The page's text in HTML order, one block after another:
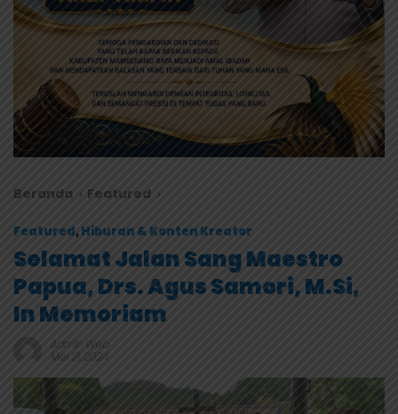
Beranda Featured
Featured,Hiburan & Konten Kreator
Selamat Jalan Sang Maestro
Papua, Drs. Agus Samori, M.Si,
In Memoriam
Admin Web
Mei 21, 2024